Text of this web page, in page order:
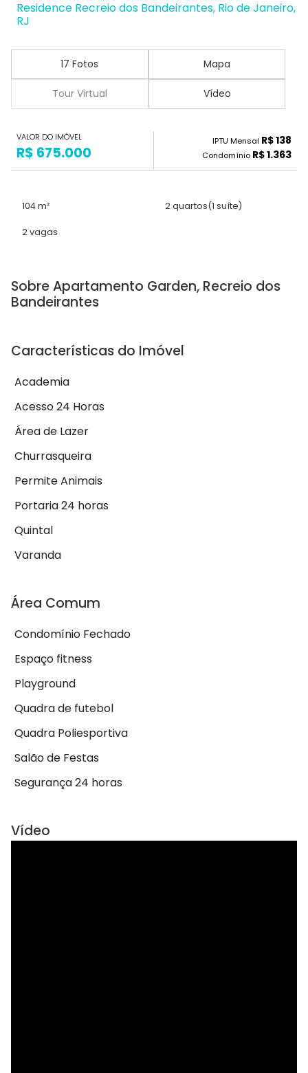
Residence Recreio dos Bandeirantes, Rio de Janeiro,
RJ
17 Fotos Mapa
Tour Virtual Vídeo
VALOR DO IMÓVEL
R$ 675.000
IPTU Mensal R$ 138
Condomínio R$ 1.363
104 m² 2 quartos(1 suíte)
2 vagas
Sobre Apartamento Garden, Recreio dos
Bandeirantes
Características do Imóvel
Academia
Acesso 24 Horas
Área de Lazer
Churrasqueira
Permite Animais
Portaria 24 horas
Quintal
Varanda
Área Comum
Condomínio Fechado
Espaço fitness
Playground
Quadra de futebol
Quadra Poliesportiva
Salão de Festas
Segurança 24 horas
Vídeo